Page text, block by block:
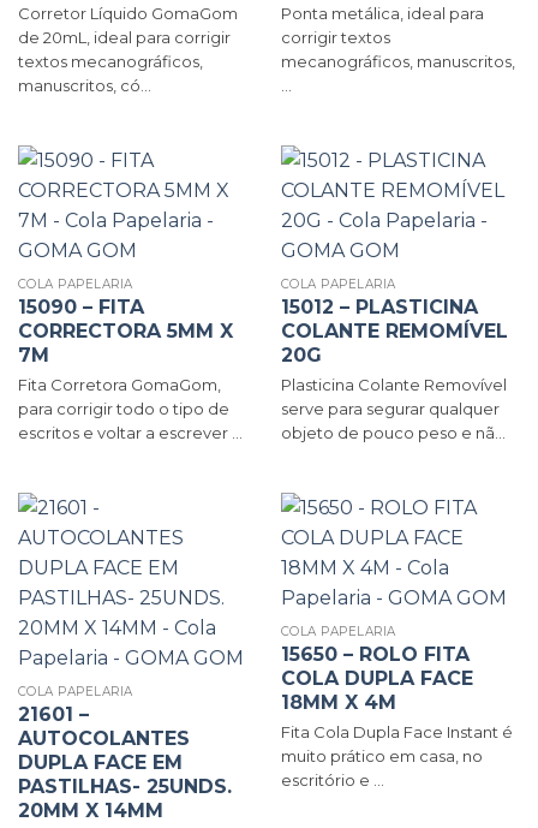
Corretor Líquido GomaGom
de 20mL, ideal para corrigir
textos mecanográficos,
manuscritos, có...
Ponta metálica, ideal para
corrigir textos
mecanográficos, manuscritos,
COLA PAPELARIA
15090 – FITA
CORRECTORA 5MM X
7M
Fita Corretora GomaGom,
para corrigir todo o tipo de
escritos e voltar a escrever ...
COLA PAPELARIA
15012 – PLASTICINA
COLANTE REMOMÍVEL
20G
Plasticina Colante Removível
serve para segurar qualquer
objeto de pouco peso e nã...
COLA PAPELARIA
21601 –
AUTOCOLANTES
DUPLA FACE EM
PASTILHAS- 25UNDS.
20MM X 14MM
COLA PAPELARIA
15650 – ROLO FITA
COLA DUPLA FACE
18MM X 4M
Fita Cola Dupla Face Instant é
muito prático em casa, no
escritório e ...